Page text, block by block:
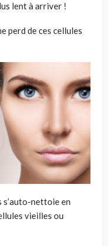
lent à arriver !
perd de ces cellules
s’auto-nettoie en
vieilles ou